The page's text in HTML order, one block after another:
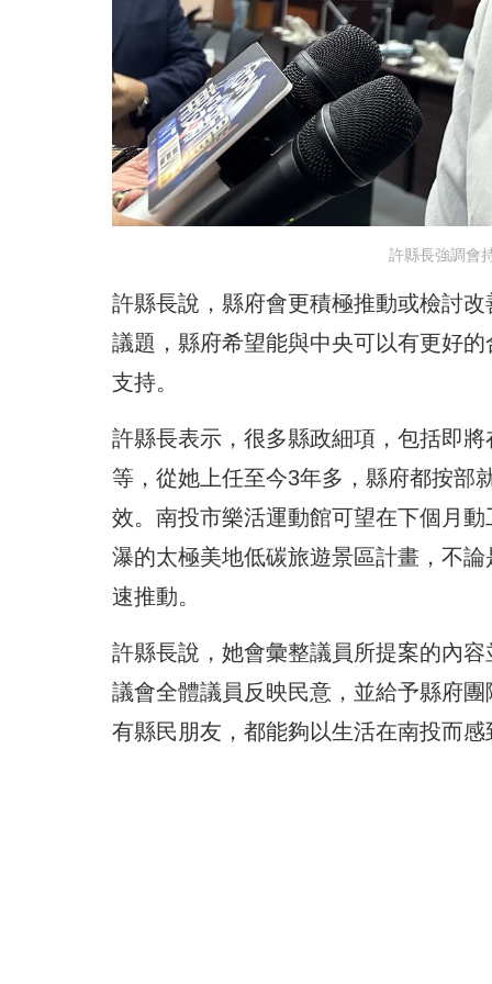
許縣長強調會
許縣長說，縣府會更積極推動或檢討
議題，縣府希望能與中央可以有更好
支持。
許縣長表示，很多縣政細項，包括即
等，從她上任至今3年多，縣府都按部
效。南投市樂活運動館可望在下個月
瀑的太極美地低碳旅遊景區計畫，不
速推動。
許縣長說，她會彙整議員所提案的內
議會全體議員反映民意，並給予縣府
有縣民朋友，都能夠以生活在南投而